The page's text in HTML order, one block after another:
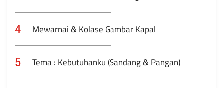
4 Mewarnai & Kolase Gambar Kapal
5 Tema : Kebutuhanku (Sandang & Pangan)